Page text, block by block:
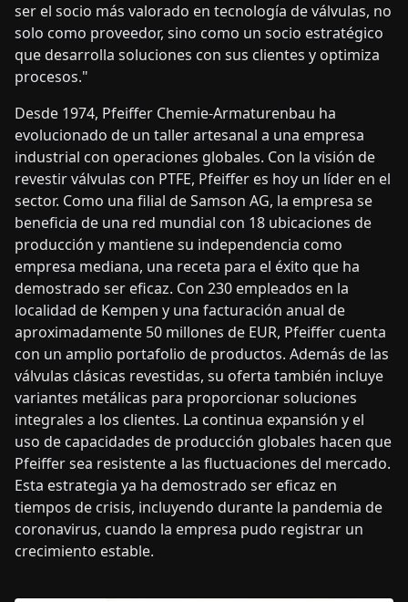
ser el socio más valorado en tecnología de válvulas, no
solo como proveedor, sino como un socio estratégico
que desarrolla soluciones con sus clientes y optimiza
procesos."
Desde 1974, Pfeiffer Chemie-Armaturenbau ha
evolucionado de un taller artesanal a una empresa
industrial con operaciones globales. Con la visión de
revestir válvulas con PTFE, Pfeiffer es hoy un líder en el
sector. Como una filial de Samson AG, la empresa se
beneficia de una red mundial con 18 ubicaciones de
producción y mantiene su independencia como
empresa mediana, una receta para el éxito que ha
demostrado ser eficaz. Con 230 empleados en la
localidad de Kempen y una facturación anual de
aproximadamente 50 millones de EUR, Pfeiffer cuenta
con un amplio portafolio de productos. Además de las
válvulas clásicas revestidas, su oferta también incluye
variantes metálicas para proporcionar soluciones
integrales a los clientes. La continua expansión y el
uso de capacidades de producción globales hacen que
Pfeiffer sea resistente a las fluctuaciones del mercado.
Esta estrategia ya ha demostrado ser eficaz en
tiempos de crisis, incluyendo durante la pandemia de
coronavirus, cuando la empresa pudo registrar un
crecimiento estable.